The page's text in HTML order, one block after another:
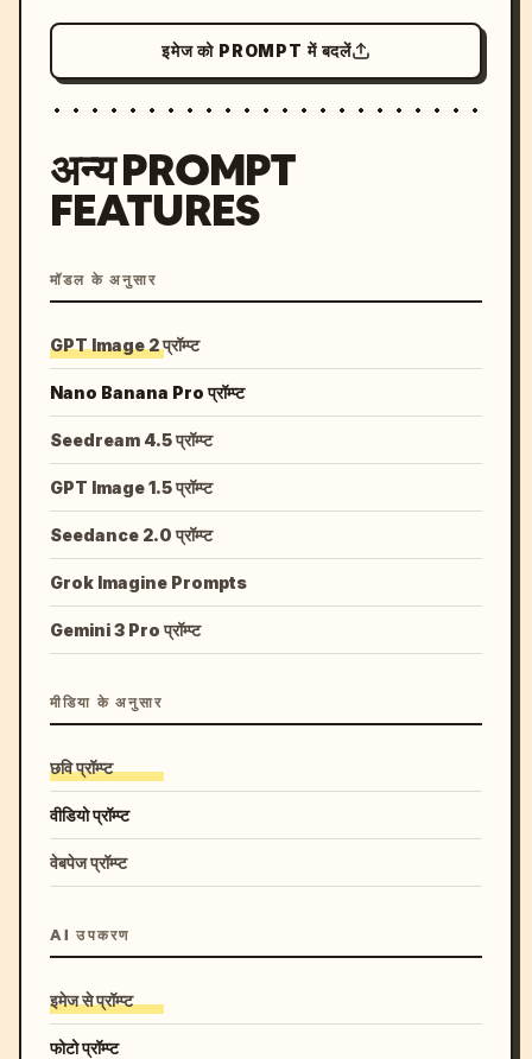
इमेज को PROMPT में बदलें
अन्य PROMPT
FEATURES
मॉडल के अनुसार
GPT Image 2 प्रॉम्प्ट
Nano Banana Pro प्रॉम्प्ट
Seedream 4.5 प्रॉम्प्ट
GPT Image 1.5 प्रॉम्प्ट
Seedance 2.0 प्रॉम्प्ट
Grok Imagine Prompts
Gemini 3 Pro प्रॉम्प्ट
मीडिया के अनुसार
छवि प्रॉम्प्ट
वीडियो प्रॉम्प्ट
वेबपेज प्रॉम्प्ट
AI उपकरण
इमेज से प्रॉम्प्ट
फोटो प्रॉम्प्ट